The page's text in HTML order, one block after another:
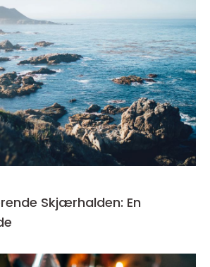
Skjærhalden: En